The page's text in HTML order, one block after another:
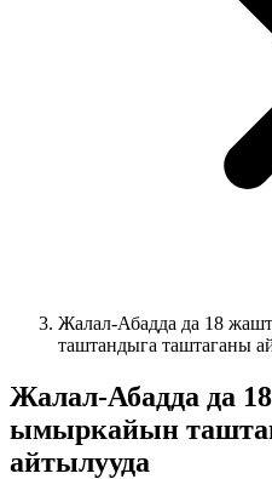
Жалал-Абадда да 18
таштандыга таштаганы
Жалал-Абадда да
ымыркайын
айтылууда